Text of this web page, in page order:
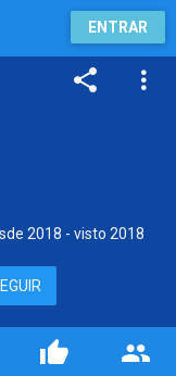
ENTRAR
2018 - visto 2018